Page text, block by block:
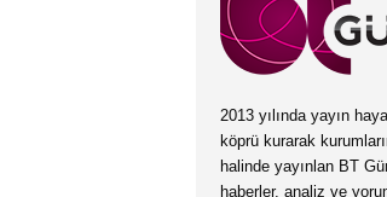
2013 yılında yayın
köprü kurarak
halinde yayınlan BT
haberler, analiz ve